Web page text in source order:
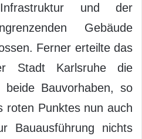
und der
Gebäude
Ferner erteilte das
Stadt Karlsruhe die
beide Bauvorhaben, so
roten Punktes nun auch
Bauausführung nichts